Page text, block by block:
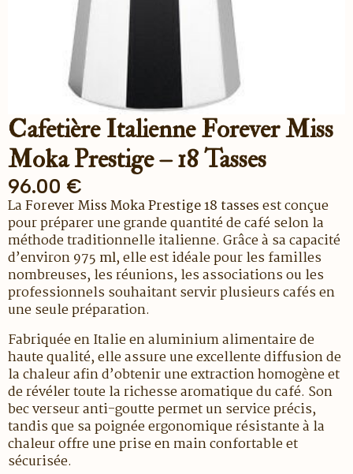
Cafetière Italienne Forever Miss
Moka Prestige – 18 Tasses
96.00 €
LaForever Miss Moka Prestige 18 tassesest conçue
pour préparer une grande quantité de café selon la
méthode traditionnelle italienne. Grâce à sa capacité
d’environ975 ml, elle est idéale pour les familles
nombreuses, les réunions, les associations ou les
professionnels souhaitant servir plusieurs cafés en
une seule préparation.
Fabriquée en Italie en aluminium alimentaire de
haute qualité, elle assure une excellente diffusion de
la chaleur afin d’obtenir une extraction homogène et
de révéler toute la richesse aromatique du café. Son
bec verseur anti-goutte permet un service précis,
tandis que sa poignée ergonomique résistante à la
chaleur offre une prise en main confortable et
sécurisée.